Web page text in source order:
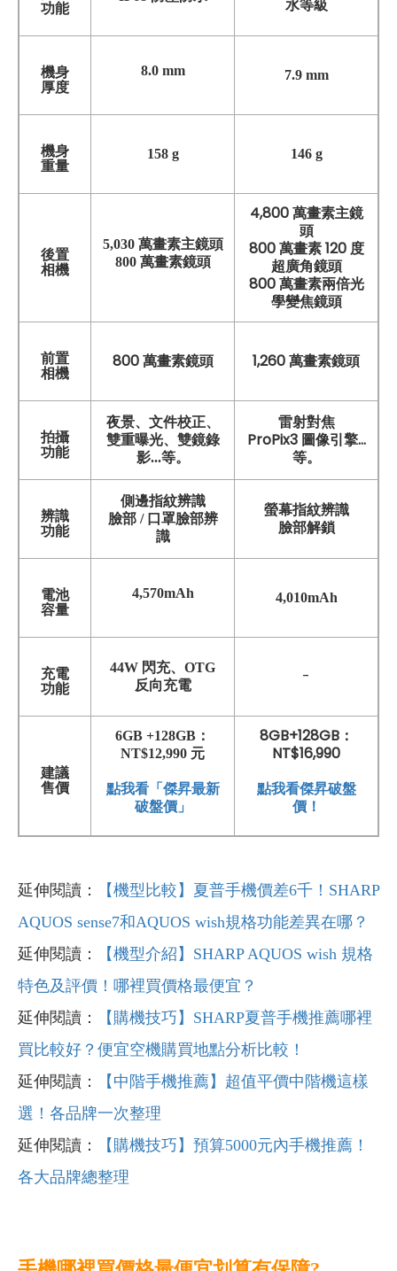
功能
水等級
機身
厚度
8.0 mm 7.9 mm
機身
重量
158 g 146 g
後置
相機
5,030 萬畫素主鏡頭
800 萬畫素鏡頭
4,800 萬畫素主鏡
頭
800 萬畫素 120 度
超廣角鏡頭
800 萬畫素兩倍光
學變焦鏡頭
前置
相機
800 萬畫素鏡頭 1,260 萬畫素鏡頭
拍攝
功能
夜景、文件校正、
雙重曝光、雙鏡錄
影...等。
雷射對焦
ProPix3 圖像引擎...
等。
辨識
功能
側邊指紋辨識
臉部 / 口罩臉部辨
識
螢幕指紋辨識
臉部解鎖
電池
容量
4,570mAh 4,010mAh
充電
功能
44W 閃充、OTG
反向充電
-
建議
售價
6GB +128GB：
NT$12,990 元
點我看「傑昇最新
破盤價」
8GB+128GB：
NT$16,990
點我看傑昇破盤
價！
延伸閱讀：
【機型比較】夏普手機價差6千！SHARP
AQUOS sense7和AQUOS wish規格功能差異在哪？
延伸閱讀：
【機型介紹】SHARP AQUOS wish 規格
特色及評價！哪裡買價格最便宜？
延伸閱讀：
【購機技巧】SHARP夏普手機推薦哪裡
買比較好？便宜空機購買地點分析比較！
延伸閱讀：
【中階手機推薦】超值平價中階機這樣
選！各品牌一次整理
延伸閱讀：
【購機技巧】預算5000元內手機推薦！
各大品牌總整理